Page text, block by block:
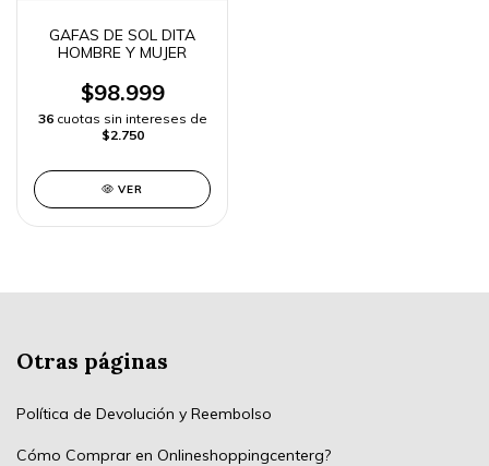
GAFAS DE SOL DITA
HOMBRE Y MUJER
$98.999
36 cuotas sin intereses de
$2.750
VER
Otras páginas
Política de Devolución y Reembolso
Cómo Comprar en Onlineshoppingcenterg?